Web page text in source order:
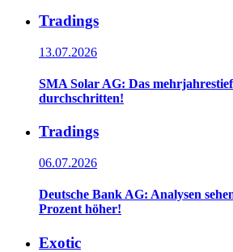
Tradings
13.07.2026
SMA Solar AG: Das
durchschritten!
Tradings
06.07.2026
Deutsche Bank AG: Analysen
Prozent höher!
Exotic